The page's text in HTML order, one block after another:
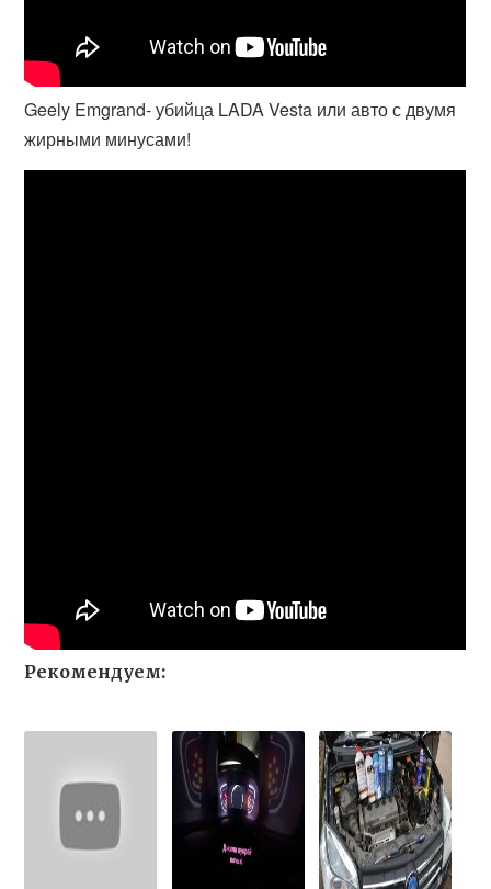
Geely Emgrand- убийца LADA Vesta или авто с двумя
жирными минусами!
Рекомендуем: